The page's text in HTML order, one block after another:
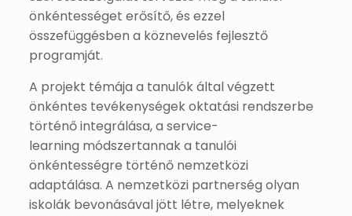
önkéntességet erősítő, és ezzel
összefüggésben a köznevelés fejlesztő
programját.
A projekt témája a tanulók által végzett
önkéntes tevékenységek oktatási rendszerbe
történő integrálása, a service-
learning módszertannak a tanulói
önkéntességre történő nemzetközi
adaptálása. A nemzetközi partnerség olyan
iskolák bevonásával jött létre, melyeknek